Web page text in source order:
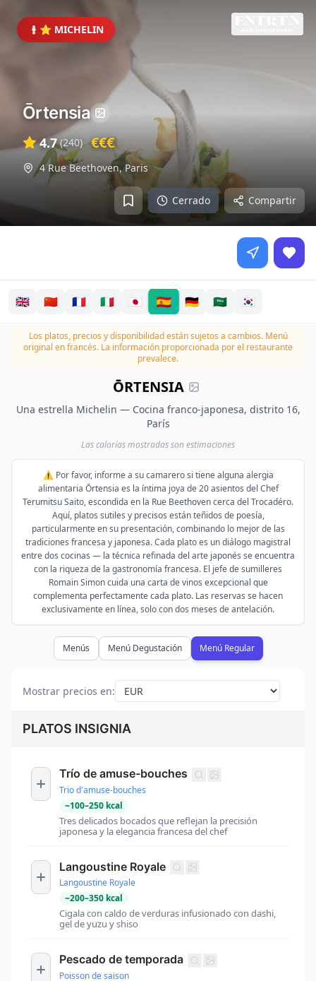
⭐ MICHELIN
Cerrado Compartir
Ōrtensia
4.7 (240) €€€
4 Rue Beethoven, Paris
🇬🇧 🇨🇳 🇫🇷 🇮🇹 🇯🇵 🇪🇸 🇩🇪 🇸🇦 🇰🇷
Los platos, precios y disponibilidad están sujetos a cambios.Menú
original en francés. La información proporcionada por el restaurante
prevalece.
ŌRTENSIA
Una estrella Michelin — Cocina franco-japonesa, distrito 16,
París
Las calorías mostradas son estimaciones
⚠️ Por favor, informe a su camarero si tiene alguna alergia
alimentaria Ōrtensia es la íntima joya de 20 asientos del Chef
Terumitsu Saito, escondida en la Rue Beethoven cerca del Trocadéro.
Aquí, platos sutiles y precisos están teñidos de poesía,
particularmente en su presentación, combinando lo mejor de las
tradiciones francesa y japonesa. Cada plato es un diálogo magistral
entre dos cocinas — la técnica refinada del arte japonés se encuentra
con la riqueza de la gastronomía francesa. El jefe de sumilleres
Romain Simon cuida una carta de vinos excepcional que
complementa perfectamente cada plato. Las reservas se hacen
exclusivamente en línea, solo con dos meses de antelación.
Menús Menú Degustación Menú Regular
Mostrar precios en:
PLATOS INSIGNIA
Trío de amuse-bouches
Trio d'amuse-bouches
~100–250 kcal
Tres delicados bocados que reflejan la precisión
japonesa y la elegancia francesa del chef
Langoustine Royale
Langoustine Royale
~200–350 kcal
Cigala con caldo de verduras infusionado con dashi,
gel de yuzu y shiso
Pescado de temporada
Poisson de saison